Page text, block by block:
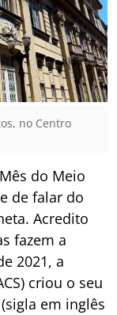
no Centro
do Meio
de falar do
Acredito
fazem a
2021, a
criou o seu
em inglês